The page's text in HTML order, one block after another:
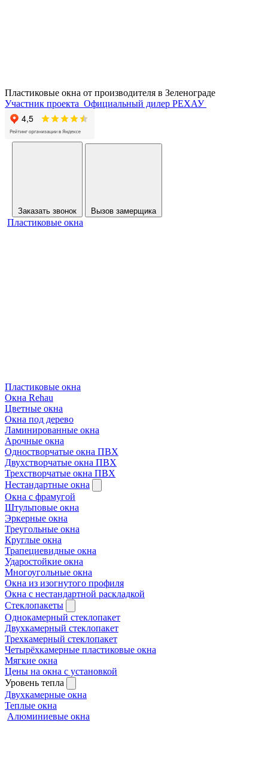
Пластиковые окна от производителя в Зеленограде
Участник проекта Официальный дилер РЕХАУ
Заказать звонок Вызов замерщика
Пластиковые окна
Пластиковые окна
Окна Rehau
Цветные окна
Окна под дерево
Ламинированные окна
Арочные окна
Одностворчатые окна ПВХ
Двухстворчатые окна ПВХ
Трехстворчатые окна ПВХ
Нестандартные окна
Окна с фрамугой
Штульповые окна
Эркерные окна
Треугольные окна
Круглые окна
Трапециевидные окна
Ударостойкие окна
Многоугольные окна
Окна из изогнутого профиля
Окна с нестандартной раскладкой
Стеклопакеты
Однокамерный стеклопакет
Двухкамерный стеклопакет
Трехкамерный стеклопакет
Четырёхкамерные пластиковые окна
Мягкие окна
Цены на окна с установкой
Уровень тепла
Двухкамерные окна
Теплые окна
Алюминиевые окна